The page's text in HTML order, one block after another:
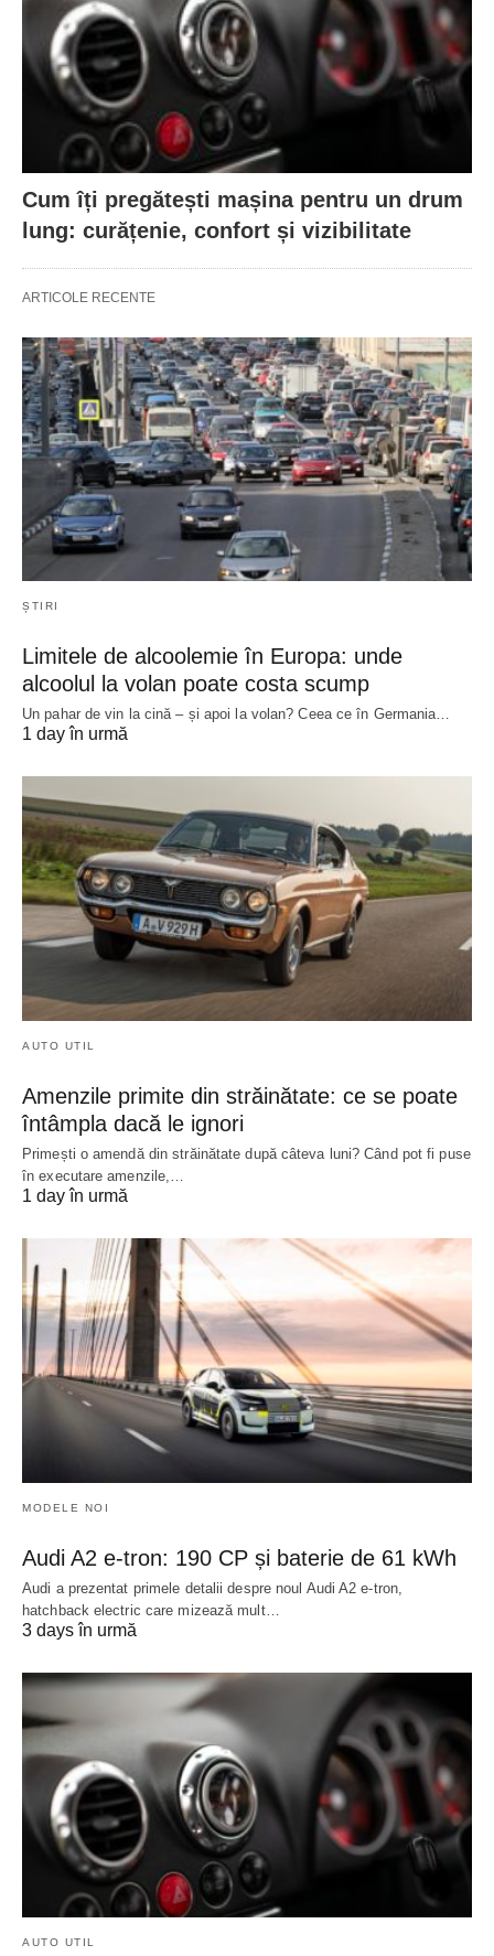
Cum îți pregătești mașina pentru un drum
lung: curățenie, confort și vizibilitate
ARTICOLE RECENTE
ȘTIRI
Limitele de alcoolemie în Europa: unde
alcoolul la volan poate costa scump
Un pahar de vin la cină – și apoi la volan? Ceea ce în Germania…
1 day în urmă
AUTO UTIL
Amenzile primite din străinătate: ce se poate
întâmpla dacă le ignori
Primești o amendă din străinătate după câteva luni? Când pot fi puse
în executare amenzile,…
1 day în urmă
MODELE NOI
Audi A2 e-tron: 190 CP și baterie de 61 kWh
Audi a prezentat primele detalii despre noul Audi A2 e-tron,
hatchback electric care mizează mult…
3 days în urmă
AUTO UTIL